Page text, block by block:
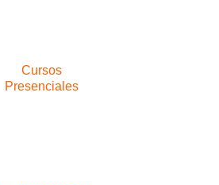
Cursos
Presenciales